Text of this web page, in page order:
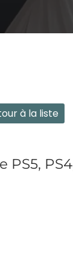
à la liste
PS5,